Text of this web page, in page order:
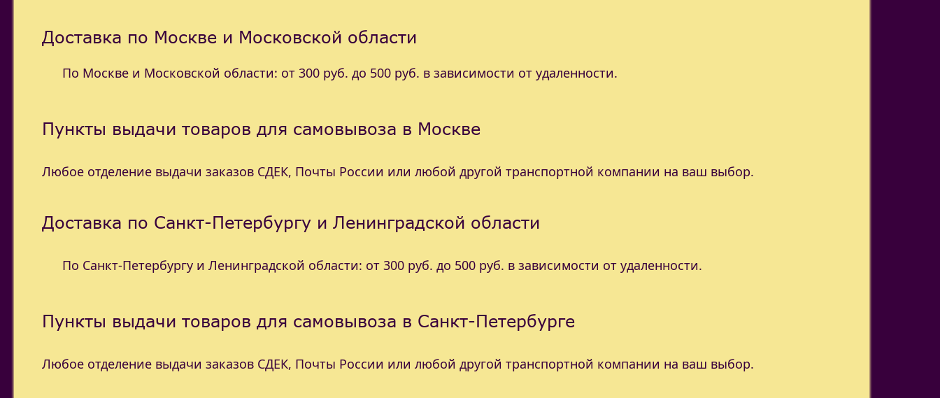
Доставка по Москве и Московской области
По Москве и Московской области: от 300 руб. до 500 руб. в зависимости от удаленности.
Пункты выдачи товаров для самовывоза в Москве
Любое отделение выдачи заказов СДЕК, Почты России или любой другой транспортной компании на ваш выбор.
Доставка по Санкт-Петербургу и Ленинградской области
По Санкт-Петербургу и Ленинградской области: от 300 руб. до 500 руб. в зависимости от удаленности.
Пункты выдачи товаров для самовывоза в Санкт-Петербурге
Любое отделение выдачи заказов СДЕК, Почты России или любой другой транспортной компании на ваш выбор.